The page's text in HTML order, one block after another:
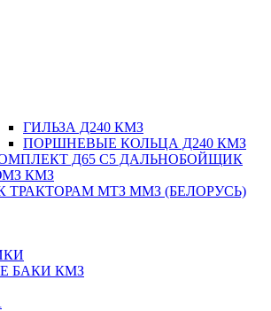
ГИЛЬЗА Д240 КМЗ
ПОРШНЕВЫЕ КОЛЬЦА Д240 КМЗ
Д65 С5 ДАЛЬНОБОЙЩИК
КМЗ
ТРАКТОРАМ МТЗ ММЗ (БЕЛОРУСЬ)
БАКИ КМЗ